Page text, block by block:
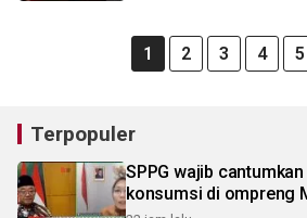
1 2 3 4 5
Terpopuler
SPPG wajib
konsumsi di ompreng